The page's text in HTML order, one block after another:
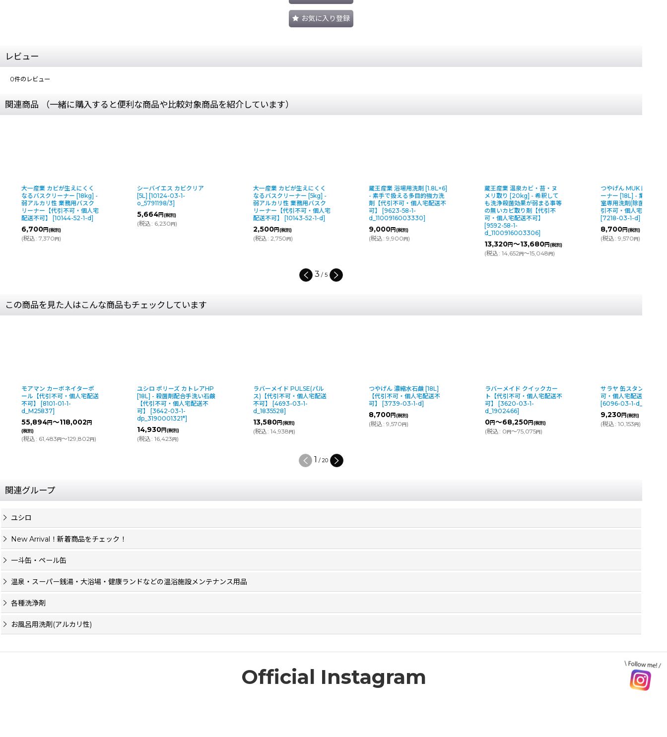
お気に入り登録
レビュー
0件のレビュー
関連商品 （一緒に購入すると便利な商品や比較対象商品を紹介しています）
大一産業 カビが生えにくく
なるバスクリーナー [18kg] -
弱アルカリ性 業務用バスク
リーナー【代引不可・個人宅
配送不可】
[10144-52-1-d]
6,700円(税別)
(税込 : 7,370円)
シーバイエス カビクリア
[5L] [10124-03-1-
o_5791198/3]
5,664円(税別)
(税込 : 6,230円)
大一産業 カビが生えにくく
なるバスクリーナー [5kg] -
弱アルカリ性 業務用バスク
リーナー【代引不可・個人宅
配送不可】
[10143-52-1-d]
2,500円(税別)
(税込 : 2,750円)
蔵王産業 浴場用洗剤 [1.8L×6]
- 素手で扱える多目的強力洗
剤【代引不可・個人宅配送不
可】
[9623-58-1-
d_1100916003330]
9,000円(税別)
(税込 : 9,900円)
蔵王産業 温泉カビ・苔・ヌ
メリ取り [20kg] - 希釈して
も洗浄殺菌効果が弱まる事等
の無いカビ取り剤【代引不
可・個人宅配送不可】
[9592-58-1-
d_1100916003306]
13,320円～13,680円(税別)
(税込 : 14,652円～15,048円)
つやげん MUK 酸性バス
ーナー [18L] - 業務用酸
室専用洗剤(除菌剤配合)
引不可・個人宅配送不
[7218-03-1-d]
8,700円(税別)
(税込 : 9,570円)
3 / 5
この商品を見た人はこんな商品もチェックしています
ユシロ ポリーズ カトレアHP
[18L] - 殺菌剤配合手洗い石鹸
【代引不可・個人宅配送不
可】 [3642-03-1-
dp_3190001321*
14,930
(税込 16,423円)
ラバーメイド PULSE(パル
ス)【代引不可・個人宅配送
不可】 [4693-03-1-
d_1835528]
13,580 円
(税込: 14,938円)
つやげん 濃縮水石鹸 [18L]
【代引不可・個人宅配送不
可】
3739-03-1-d
8,700円 (税別)
(税込: 9,570円)
ラバーメイド クイックカー
ト【代引不可・個人宅配送不
可】
[3620-03-1-
d_1902466
0円～68,250
サラヤ 缶スタンド【代引不
可・個人宅配送不可】
[6096-03-1-d_71480
9,230 円 (税別)
(税込: 10,153円)
ユシロ オフノンH/D -
ル消臭剤【代引不可・
配送不可】 [7512-03-1-
dp_3190001921*
15,160 円～18,900
2 /20
関連グループ
ユシロ
New Arrival！新着商品をチェック！
一斗缶・ペール缶
温泉・スーパー銭湯・大浴場・健康ランドなどの温浴施設メンテナンス用品
各種洗浄剤
お風呂用洗剤(アルカリ性)
Official Instagram